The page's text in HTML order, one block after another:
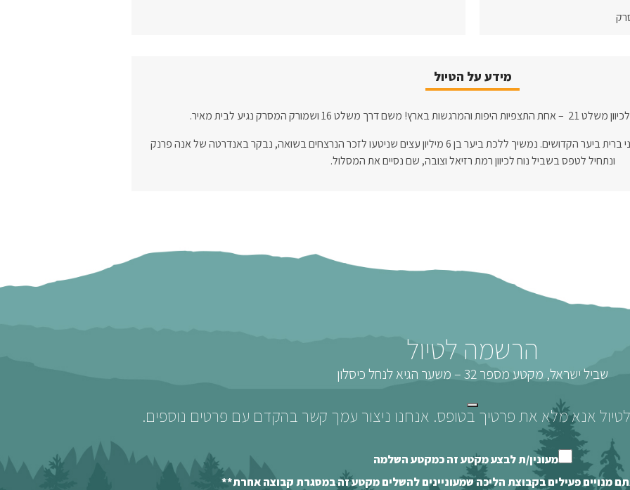
מידע על הטיול
16 ושמורק המסרק נגיע לבית מאיר.
נרד בירידה התלולה לנחל כסלון ומערת בני ברית ביער הקדושים. נמשיך ללכת ביער בן 6 מיליון עצים שניטעו לזכר הנרצחים בשואה, נבקר באנדרטה של אנה פרנק
ונתחיל לטפס בשביל נוח לכיוון רמת רזיאל וצובה, שם נסיים את המסלול.
הרשמה לטיול
שביל ישראל, מקטע מספר 32 – משער הגיא לנחל כיסלון
אנא מלא את פרטיך בטופס. אנחנו ניצור עמך קשר בהקדם עם פרטים נוספים.
מעונין/ת לבצע מקטע זה כמקטע השלמה
מנויים פעילים בקבוצת הליכה שמעוניינים להשלים מקטע זה במסגרת קבוצה אחרת**